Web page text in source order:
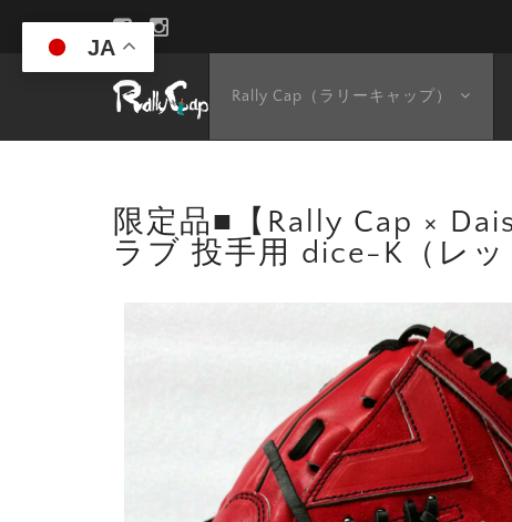
Rally Cap（ラリーキャップ）
限定品■【Rally Cap ×
ラブ 投手用 dice-K（レ
JA